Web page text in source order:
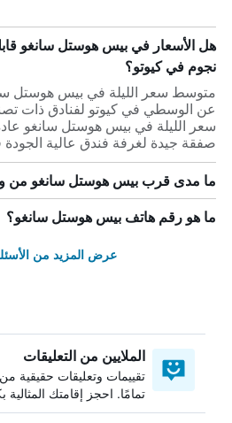
نجوم في كيوتو؟
صفقة جيدة لغرفة فندق عالية الجودة
ما مدى قرب بيس هوستل سانغو من
ما هو رقم هاتف بيس هوستل سانغو؟
عرض المزيد من
الملايين من التعليقات
تقييمات وتعليقات حقيقية من
تمامًا. احجز إقامتك المثالية